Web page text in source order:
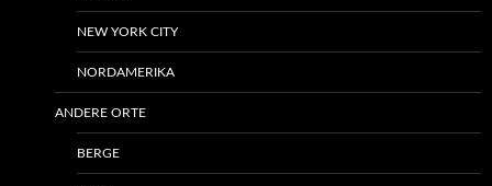
NEW YORK CITY
NORDAMERIKA
ANDERE ORTE
BERGE